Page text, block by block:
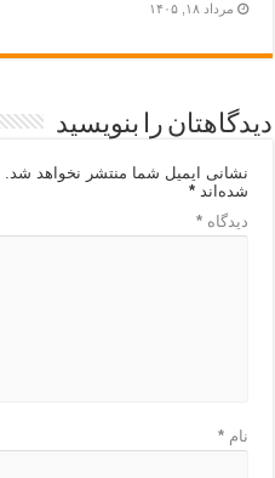
مرداد ۱۸, ۱۴۰۵
دیدگاهتان را بنویسید
نشانی ایمیل شما منتشر نخواهد شد.
شده‌اند*
دیدگاه*
نام*